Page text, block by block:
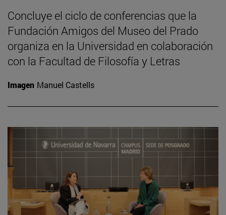
Concluye el ciclo de conferencias que la
Fundación Amigos del Museo del Prado
organiza en la Universidad en colaboración
con la Facultad de Filosofía y Letras
Imagen Manuel Castells